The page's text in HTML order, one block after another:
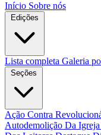
Início Sobre nós
Edições
Lista completa Galeria
Seções
Ação Contra
Autodemolição Da Igreja